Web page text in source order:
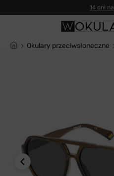
14 dni
Okulary przeciwsłoneczne